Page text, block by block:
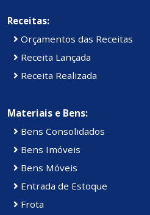
Receitas:
Orçamentos das Receitas
Receita Lançada
Receita Realizada
Materiais e Bens:
Bens Consolidados
Bens Imóveis
Bens Móveis
Entrada de Estoque
Frota